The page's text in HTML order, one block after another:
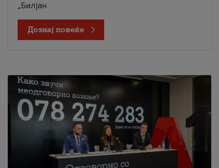
„Билјан
Дознај повеќе